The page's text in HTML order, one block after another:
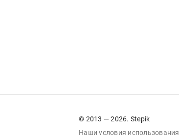
© 2013 — 2026. Stepik
Наши условия использования